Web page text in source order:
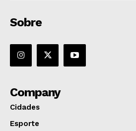
Sobre
Company
Cidades
Esporte